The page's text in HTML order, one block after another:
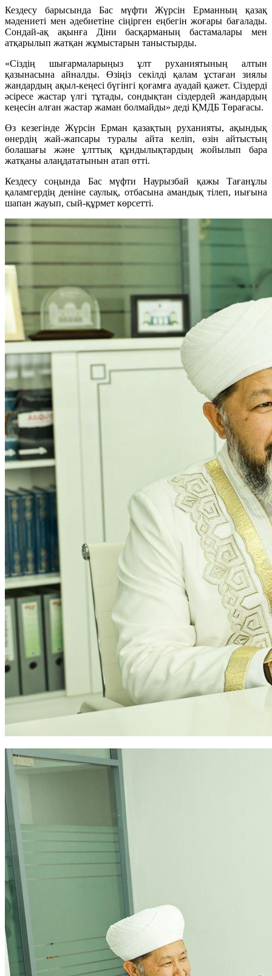
Кездесу барысында Бас мүфти Жүрсін Ерманның қазақ
мәдениеті мен әдебиетіне сіңірген еңбегін жоғары бағалады.
Сондай-ақ ақынға Діни басқарманың бастамалары мен
атқарылып жатқан жұмыстарын таныстырды.
«Сіздің шығармаларыңыз ұлт руханиятының алтын
қазынасына айналды. Өзіңіз секілді қалам ұстаған зиялы
жандардың ақыл-кеңесі бүгінгі қоғамға ауадай қажет. Сіздерді
әсіресе жастар үлгі тұтады, сондықтан сіздердей жандардың
кеңесін алған жастар жаман болмайды» деді ҚМДБ Төрағасы.
Өз кезегінде Жүрсін Ерман қазақтың руханияты, ақындық
өнердің жай-жапсары туралы айта келіп, өзін айтыстың
болашағы және ұлттық құндылықтардың жойылып бара
жатқаны алаңдататынын атап өтті.
Кездесу соңында Бас мүфти Наурызбай қажы Тағанұлы
қаламгердің деніне саулық, отбасына амандық тілеп, иығына
шапан жауып, сый-құрмет көрсетті.